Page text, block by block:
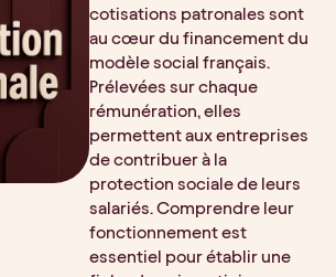
cotisations patronales sont
au cœur du financement du
modèle social français.
Prélevées sur chaque
rémunération, elles
permettent aux entreprises
de contribuer à la
protection sociale de leurs
salariés. Comprendre leur
fonctionnement est
essentiel pour établir une